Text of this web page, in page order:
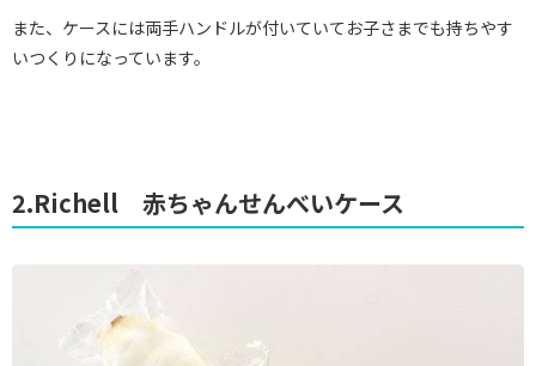
また、ケースには両手ハンドルが付いていてお子さまでも持ちやす
いつくりになっています。
2.Richell 赤ちゃんせんべいケース